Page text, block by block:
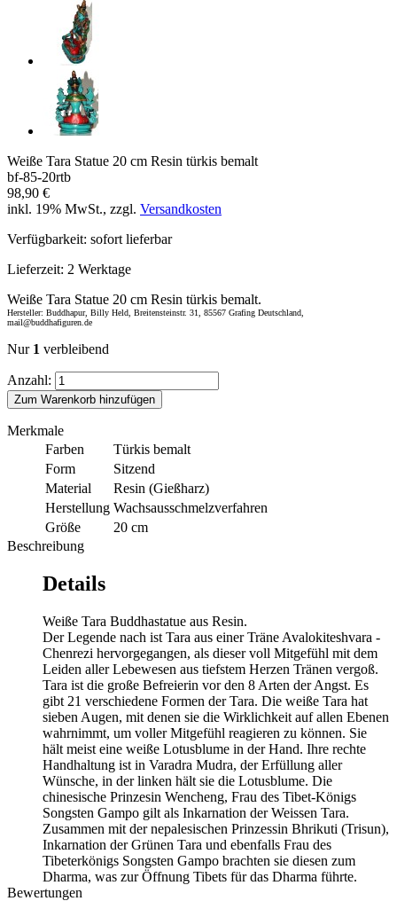
Weiße Tara Statue 20 cm Resin türkis bemalt
bf-85-20rtb
98,90 €
inkl. 19% MwSt., zzgl. Versandkosten
Verfügbarkeit: sofort lieferbar
Lieferzeit: 2 Werktage
Weiße Tara Statue 20 cm Resin türkis bemalt.
Hersteller: Buddhapur, Billy Held, Breitensteinstr. 31, 85567 Grafing Deutschland,
mail@buddhafiguren.de
Nur 1 verbleibend
Anzahl:
Zum Warenkorb hinzufügen
Merkmale
Farben
Türkis bemalt
Form
Sitzend
Material
Resin (Gießharz)
Herstellung Wachsausschmelzverfahren
Größe
20 cm
Beschreibung
Details
Weiße Tara Buddhastatue aus Resin.
Der Legende nach ist Tara aus einer Träne Avalokiteshvara -
Chenrezi hervorgegangen, als dieser voll Mitgefühl mit dem
Leiden aller Lebewesen aus tiefstem Herzen Tränen vergoß.
Tara ist die große Befreierin vor den 8 Arten der Angst. Es
gibt 21 verschiedene Formen der Tara. Die weiße Tara hat
sieben Augen, mit denen sie die Wirklichkeit auf allen Ebenen
wahrnimmt, um voller Mitgefühl reagieren zu können. Sie
hält meist eine weiße Lotusblume in der Hand. Ihre rechte
Handhaltung ist in Varadra Mudra, der Erfüllung aller
Wünsche, in der linken hält sie die Lotusblume. Die
chinesische Prinzesin Wencheng, Frau des Tibet-Königs
Songsten Gampo gilt als Inkarnation der Weissen Tara.
Zusammen mit der nepalesischen Prinzessin Bhrikuti (Trisun),
Inkarnation der Grünen Tara und ebenfalls Frau des
Tibeterkönigs Songsten Gampo brachten sie diesen zum
Dharma, was zur Öffnung Tibets für das Dharma führte.
Bewertungen